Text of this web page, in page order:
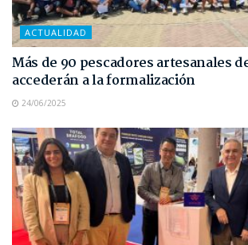
ACTUALIDAD
Más de 90 pescadores artesanales
accederán a la formalización
24/06/2025